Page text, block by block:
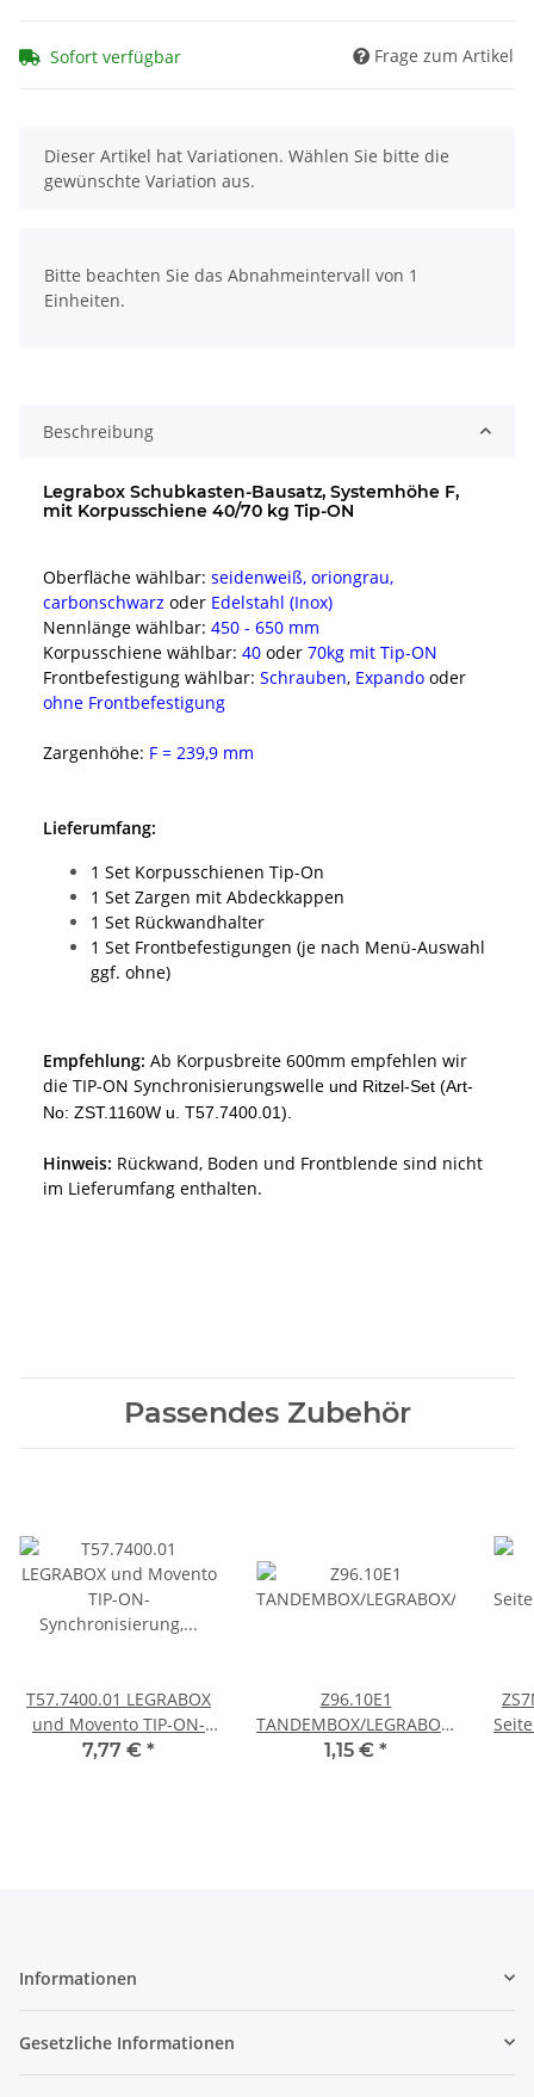
Sofort verfügbar Frage zum Artikel
x
Dieser Artikel hat Variationen. Wählen Sie bitte die
gewünschte Variation aus.
Bitte beachten Sie das Abnahmeintervall von 1
Einheiten.
Beschreibung
Legrabox Schubkasten-Bausatz, Systemhöhe F,
mit Korpusschiene 40/70 kg Tip-ON
Oberfläche wählbar: seidenweiß, oriongrau,
carbonschwarz oder Edelstahl (Inox)
Nennlänge wählbar: 450 - 650 mm
Korpusschiene wählbar: 40 oder 70kg mit Tip-ON
Frontbefestigung wählbar: Schrauben, Expando oder
ohne Frontbefestigung
Zargenhöhe: F = 239,9 mm
Lieferumfang:
1 Set Korpusschienen Tip-On
1 Set Zargen mit Abdeckkappen
1 Set Rückwandhalter
1 Set Frontbefestigungen (je nach Menü-Auswahl
ggf. ohne)
Empfehlung: Ab Korpusbreite 600mm empfehlen wir
die TIP-ON Synchronisierungswelle und Ritzel-Set (Art-
No: ZST.1160W u. T57.7400.01)
Hinweis: Rückwand, Boden und Frontblende sind nicht
im Lieferumfang enthalten.
Passendes Zubehör
T57.7400.01 LEGRABOX
und Movento TIP-ON-
Synchronisierung, Ritzel-
7,77 € *
Z96.10E1
TANDEMBOX/LEGRABOX/
Front-/Bodenstabilisierung,
1,15 € *
Informationen
Gesetzliche Informationen